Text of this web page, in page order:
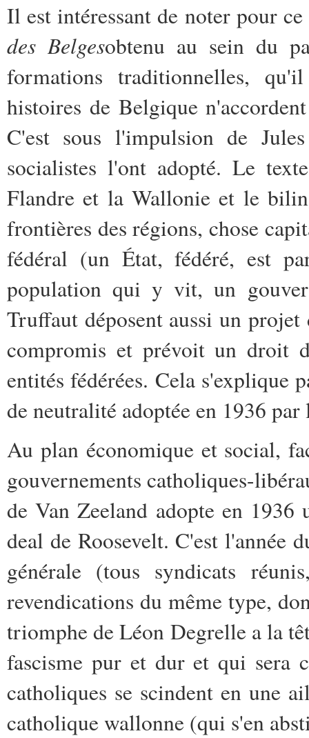
Il est intéressant de noter pour
des Belgesobtenu au sein du
formations traditionnelles,
histoires de Belgique
C'est sous l'impulsion de
socialistes l'ont adopté. Le
Flandre et la Wallonie et le
frontières des régions, chose
fédéral (un État, fédéré, est
population qui y vit, un
Truffaut déposent aussi un
compromis et prévoit un droit
entités fédérées. Cela s'explique
de neutralité adoptée en 1936
Au plan économique et social,
gouvernements catholiques-
de Van Zeeland adopte en
deal de Roosevelt. C'est l'année
générale (tous syndicats
revendications du même type,
triomphe de Léon Degrelle a la
fascisme pur et dur et qui sera
catholiques se scindent en une
catholique wallonne (qui s'en